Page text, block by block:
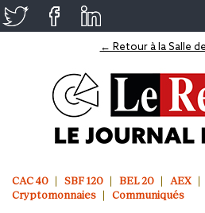
← Retour à la Salle
CAC 40 SBF 120 BEL 20 AEX
Cryptomonnaies
Communiqués